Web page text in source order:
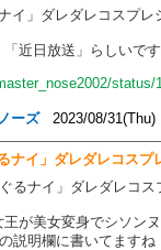
イ」ダレダレコスプレ
近日放送」らしいです
status/
ーズ2023/08/31(Thu)
ナイ」ダレダレコスプ
るナイ」ダレダレコス
が美女変身でシソン
説明欄に書いてますね